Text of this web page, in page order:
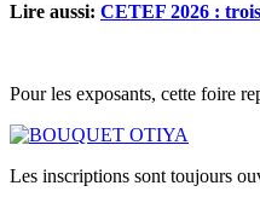
Lire aussi: CETEF 2026 :
Pour les exposants, cette foire
Les inscriptions sont toujours